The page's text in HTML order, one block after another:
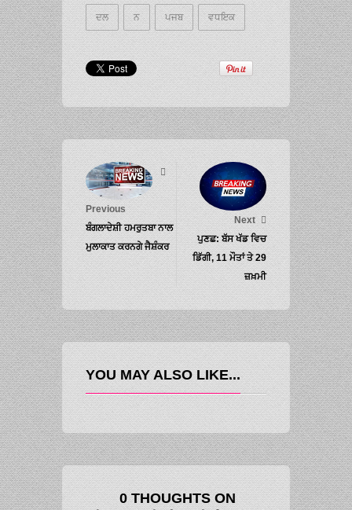
ਦਲ ਨ ਪਜਬ ਵਧਇਕ
Previous
ਬੰਗਲਾਦੇਸ਼ੀ ਹਮਰੁਤਬਾ ਨਾਲ
ਮੁਲਾਕਾਤ ਕਰਨਗੇ ਜੈਸ਼ੰਕਰ
Next
ਪੁਣਛ: ਬੱਸ ਖੱਡ ਵਿਚ
ਡਿੱਗੀ, 11 ਮੌਤਾਂ ਤੇ 29
ਜ਼ਖ਼ਮੀ
YOU MAY ALSO LIKE...
0 THOUGHTS ON